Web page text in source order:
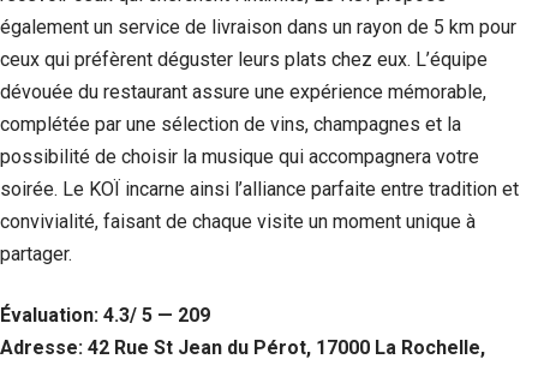
également un service de livraison dans un rayon de 5 km pour
ceux qui préfèrent déguster leurs plats chez eux. L’équipe
dévouée du restaurant assure une expérience mémorable,
complétée par une sélection de vins, champagnes et la
possibilité de choisir la musique qui accompagnera votre
soirée. Le KOÏ incarne ainsi l’alliance parfaite entre tradition et
convivialité, faisant de chaque visite un moment unique à
partager.
Évaluation: 4.3/ 5 — 209
Adresse: 42 Rue St Jean du Pérot, 17000 La Rochelle,